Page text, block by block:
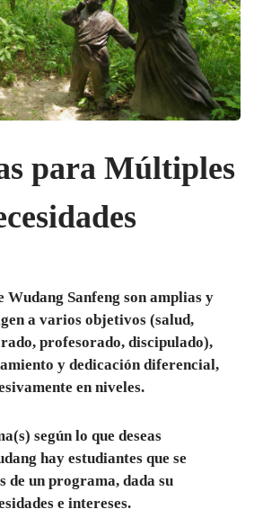
para Múltiples
Wudang Sanfeng son amplias y
a varios objetivos (salud,
profesorado, discipulado),
y dedicación diferencial,
en niveles.
según lo que deseas
hay estudiantes que se
de un programa, dada su
e intereses.